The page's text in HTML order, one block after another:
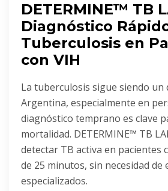
DETERMINE™ TB
Diagnóstico
Tuberculosis en
con VIH
La tuberculosis sigue siendo un
Argentina, especialmente en
diagnóstico temprano es clave
mortalidad. DETERMINE™ TB
detectar TB activa en pacientes
de 25 minutos, sin necesidad de
especializados.